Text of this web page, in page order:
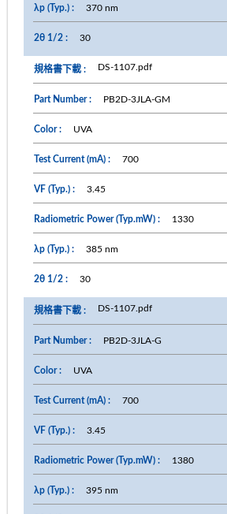
370 nm
30
DS-1107.pdf
PB2D-3JLA-GM
UVA
700
3.45
1330
385 nm
30
DS-1107.pdf
PB2D-3JLA-G
UVA
700
3.45
1380
395 nm